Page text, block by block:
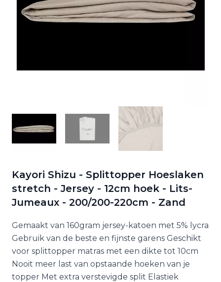
Kayori Shizu - Splittopper Hoeslaken
stretch - Jersey - 12cm hoek - Lits-
Jumeaux - 200/200-220cm - Zand
Gemaakt van 160gram jersey-katoen met 5% lycra
Gebruik van de beste en fijnste garens Geschikt
voor splittopper matras met een dikte tot 10cm
Nooit meer last van opstaande hoeken van je
topper Met extra verstevigde split Elastiek